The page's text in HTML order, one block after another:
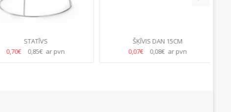
STATĪVS
0,70€ 0,85€ ar pvn
ŠĶĪVIS DAN 15CM
0,07€ 0,08€ ar pvn